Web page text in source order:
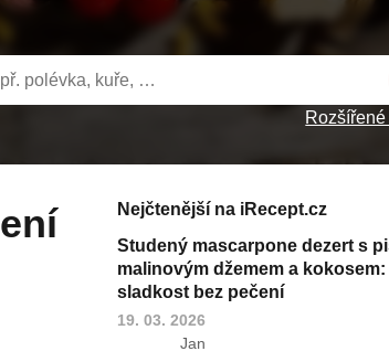
Nejčtenější na iRecept.cz
Studený mascarpone dezert s
malinovým džemem a
sladkost bez pečení
19. 03. 2026
Jan